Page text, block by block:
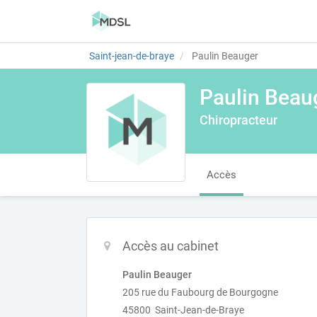
Saint-jean-de-braye Paulin Beauger
Paulin
Chiropracteur
Accès
Accès au cabinet
Paulin Beauger
205 rue du Faubourg de Bourgogne
45800 Saint-Jean-de-Braye